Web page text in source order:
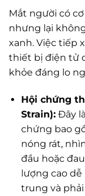
Mắt người có
nhưng lại
xanh. Việc tiếp
thiết bị điện tử
khỏe đáng lo
Hội chứng
Strain):Đây
chứng bao
nóng rát,
đầu hoặc
lượng cao
trung và